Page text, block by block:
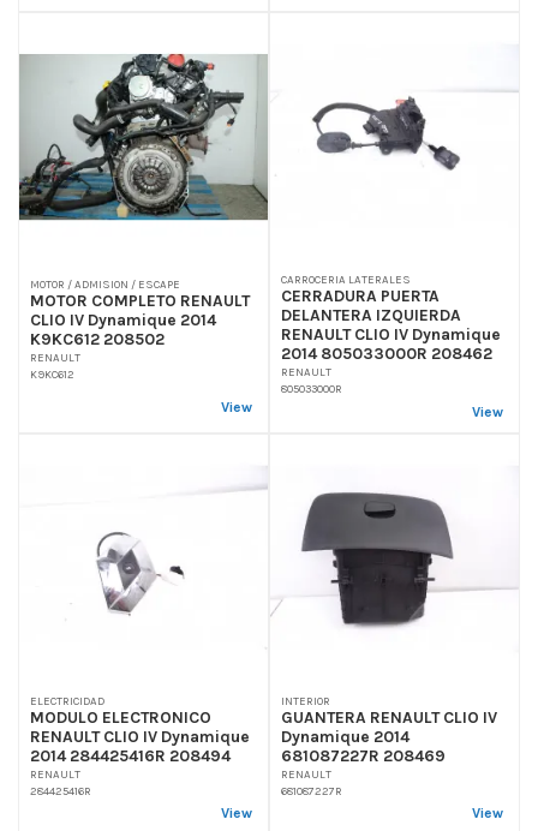
MOTOR / ADMISION / ESCAPE
MOTOR COMPLETO RENAULT
CLIO IV Dynamique 2014
K9KC612 208502
RENAULT
K9KC612
View
CARROCERIA LATERALES
CERRADURA PUERTA
DELANTERA IZQUIERDA
RENAULT CLIO IV Dynamique
2014 805033000R 208462
RENAULT
805033000R
View
ELECTRICIDAD
MODULO ELECTRONICO
RENAULT CLIO IV Dynamique
2014 284425416R 208494
RENAULT
284425416R
View
INTERIOR
GUANTERA RENAULT CLIO IV
Dynamique 2014
681087227R 208469
RENAULT
681087227R
View